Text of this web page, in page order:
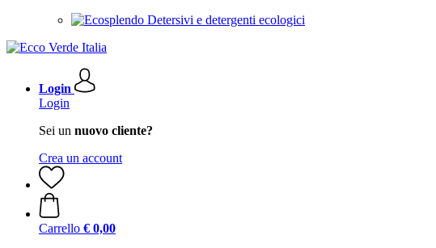
Detersivi e detergenti ecologici
Login
Login
Sei un nuovo cliente?
Crea un account
Carrello € 0,00